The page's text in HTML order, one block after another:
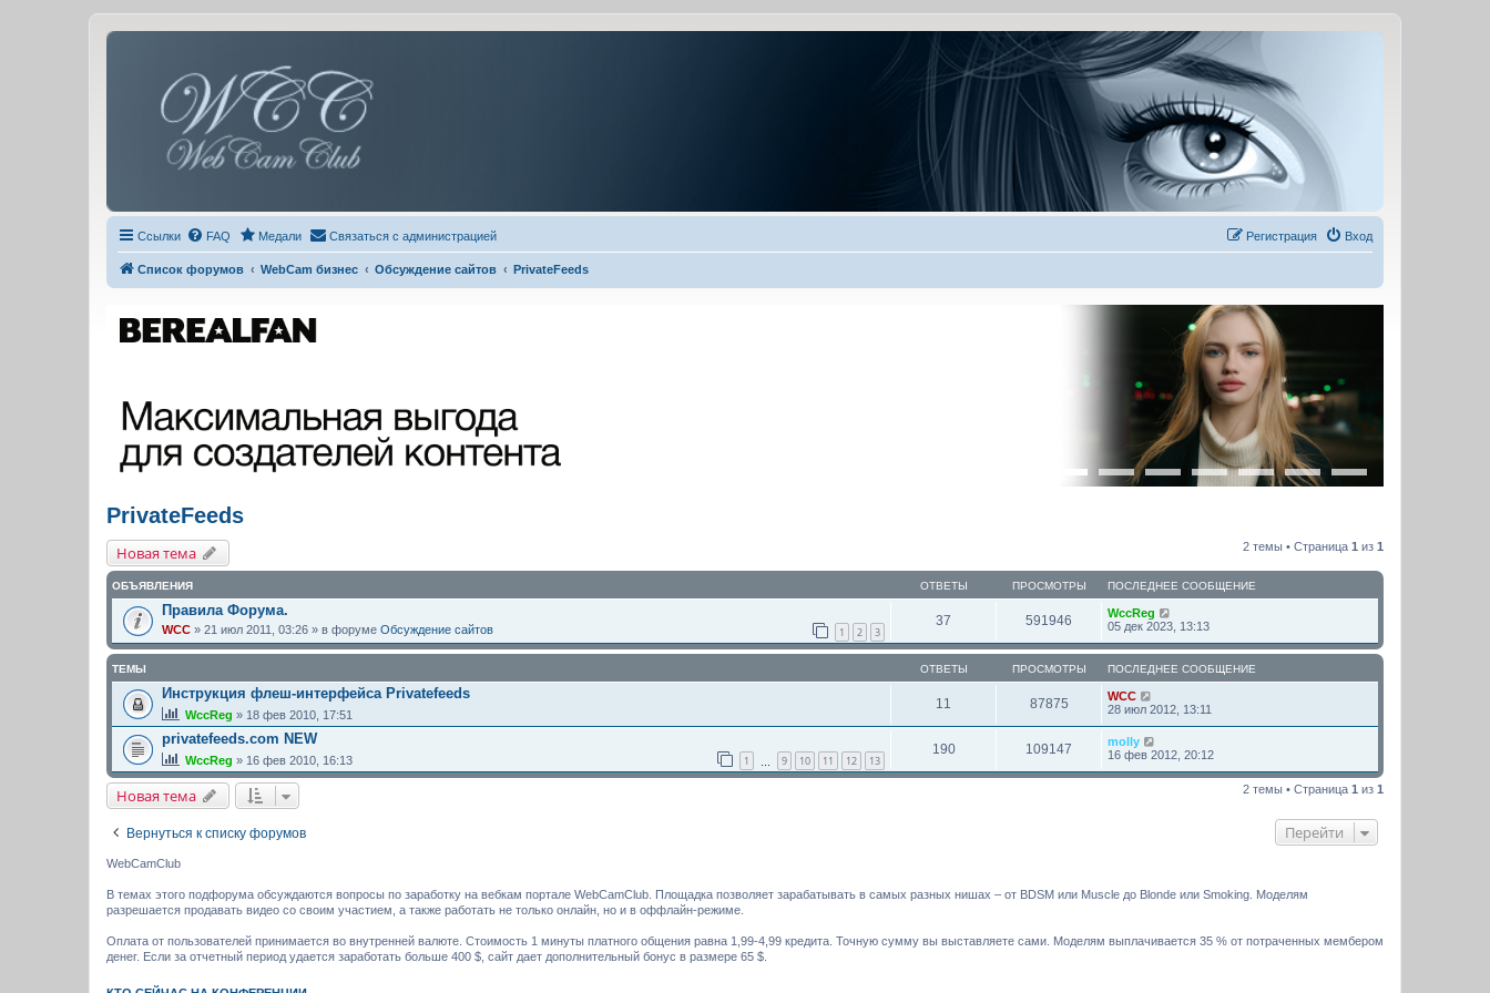
Ссылки FAQ Медали Связаться с администрацией Вход
Регистрация
Список форумов WebCam бизнес Обсуждение сайтов PrivateFeeds
PrivateFeeds
Новая тема 2 темы • Страница 1 из 1
ОБЪЯВЛЕНИЯ ОТВЕТЫ ПРОСМОТРЫ ПОСЛЕДНЕЕ СООБЩЕНИЕ
Правила Форума.
WCC » 21 июл 2011, 03:26 » в форуме Обсуждение сайтов 1 2 3
37 591946
WccReg
05 дек 2023, 13:13
ТЕМЫ ОТВЕТЫ ПРОСМОТРЫ ПОСЛЕДНЕЕ СООБЩЕНИЕ
Инструкция флеш-интерфейса Privatefeeds
WccReg » 18 фев 2010, 17:51
11 87875
WCC
28 июл 2012, 13:11
privatefeeds.com NEW
WccReg » 16 фев 2010, 16:13 1 9 10 11 12 13
190 109147
molly
16 фев 2012, 20:12
Новая тема 2 темы • Страница 1 из 1
Вернуться к списку форумов Перейти
WebCamClub
В темах этого подфорума обсуждаются вопросы по заработку на вебкам портале WebCamClub. Площадка позволяет зарабатывать в самых разных нишах – от BDSM или Muscle до Blonde или Smoking. Моделям
разрешается продавать видео со своим участием, а также работать не только онлайн, но и в оффлайн-режиме.
Оплата от пользователей принимается во внутренней валюте. Стоимость 1 минуты платного общения равна 1,99-4,99 кредита. Точную сумму вы выставляете сами. Моделям выплачивается 35 % от потраченных мембером
денег. Если за отчетный период удается заработать больше 400 $, сайт дает дополнительный бонус в размере 65 $.